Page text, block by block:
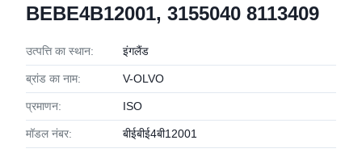
BEBE4B12001, 3155040 8113409
उत्पत्ति का स्थान: इंगलैंड
ब्रांड का नाम: V-OLVO
प्रमाणन: ISO
मॉडल नंबर: बीईबीई4बी12001